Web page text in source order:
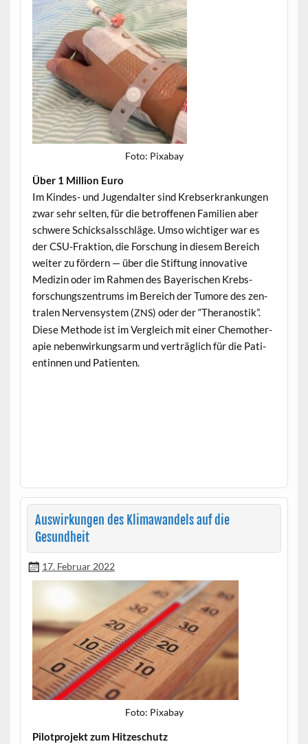
Foto: Pix­abay
Über 1 Mil­lion Euro
Im Kindes- und Jugen­dal­ter sind Kreb­serkrankun­gen
zwar sehr sel­ten, für die betrof­fe­nen Fam­i­lien aber
schwere Schick­salss­chläge. Umso wichtiger war es
der CSU-Frak­tion, die Forschung in diesem Bere­ich
weit­er zu fördern — über die Stiftung inno­v­a­tive
Medi­zin oder im Rah­men des Bay­erischen Kreb­s­
forschungszen­trums im Bere­ich der Tumore des zen­
tralen Ner­ven­sys­tem (ZNS) oder der “Ther­a­nos­tik”.
Diese Meth­ode ist im Ver­gle­ich mit ein­er Chemother­
a­pie neben­wirkungsarm und verträglich für die Pati­
entin­nen und Patienten.
Auswirkungen des Klimawandels auf die
Gesundheit
17. Februar 2022
Foto: Pix­abay
Pilot­pro­jekt zum Hitzeschutz